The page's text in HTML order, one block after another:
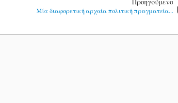
Μία διαφορετική αρχαία πολιτική πραγματεία...